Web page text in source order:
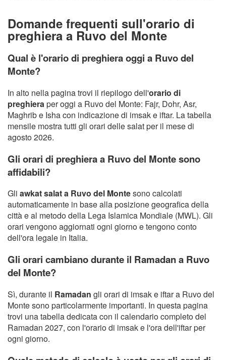
Domande frequenti sull'orario di
preghiera a Ruvo del Monte
Qual è l'orario di preghiera oggi a Ruvo del
Monte?
In alto nella pagina trovi il riepilogo dell'orario di
preghieraper oggi a Ruvo del Monte: Fajr, Dohr, Asr,
Maghrib e Isha con indicazione di imsak e iftar. La tabella
mensile mostra tutti gli orari delle salat per il mese di
agosto 2026.
Gli orari di preghiera a Ruvo del Monte sono
affidabili?
Gli awkat salat a Ruvo del Montesono calcolati
automaticamente in base alla posizione geografica della
città e al metodo della Lega Islamica Mondiale (MWL). Gli
orari vengono aggiornati ogni giorno e tengono conto
dell'ora legale in Italia.
Gli orari cambiano durante il Ramadan a Ruvo
del Monte?
Sì, durante il Ramadan gli orari di imsak e iftar a Ruvo del
Monte sono particolarmente importanti. In questa pagina
trovi una tabella dedicata con il calendario completo del
Ramadan 2027, con l'orario di imsak e l'ora dell'iftar per
ogni giorno.